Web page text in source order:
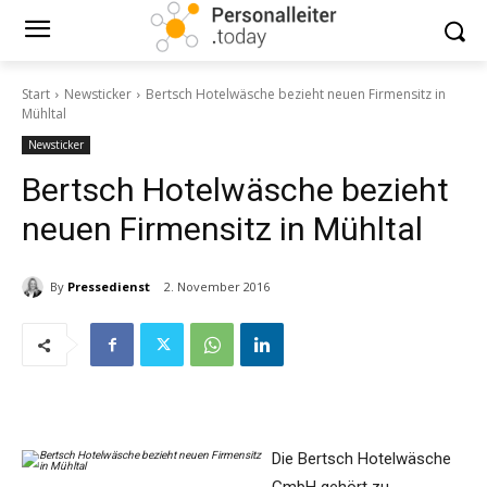
Start Newsticker
Bertsch Hotelwäsche bezieht neuen Firmensitz in
Mühltal
Newsticker
Bertsch Hotelwäsche bezieht
neuen Firmensitz in Mühltal
By Pressedienst 2. November 2016
Die Bertsch Hotelwäsche